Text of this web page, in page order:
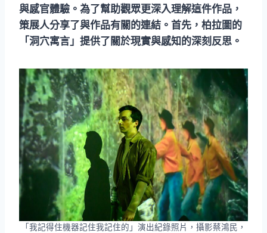
與感官體驗。為了幫助觀眾更深入理解這件作品，
策展人分享了與作品有關的連結。首先，柏拉圖的
「洞穴寓言」提供了關於現實與感知的深刻反思。
「我記得住機器記住我記住的」演出紀錄照片，攝影蔡鴻民，